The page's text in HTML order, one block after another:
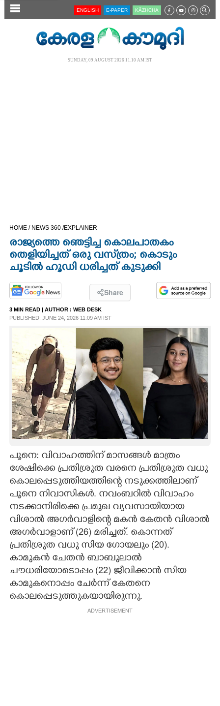
SECTIONS
CINEMA
OPINION
PHOTOS
LIFESTYLE
SPIRITUAL
INFO+
ART
ASTRO
CARTOONS
LITERATURE
ZOOM
CONTACT US
ENGLISH E-PAPER KĀZHCHA
SUNDAY, 09 AUGUST 2026 11.10 AM IST
HOME / NEWS 360 /EXPLAINER
രാജ്യത്തെ ഞെട്ടിച്ച കൊലപാതകം
തെളിയിച്ചത് ഒരു വസ്‌ത്രം; കൊടും
ചൂടിൽ ഹൂഡി ധരിച്ചത് കുടുക്കി
Share
3 MIN READ | AUTHOR : WEB DESK
PUBLISHED: JUNE 24, 2026 11:09 AM IST
പൂനെ: വിവാഹത്തിന് മാസങ്ങൾ മാത്രം
ശേഷിക്കെ പ്രതിശ്രുത വരനെ പ്രതിശ്രുത വധു
കൊലപ്പെടുത്തിയത്തിന്റെ നടുക്കത്തിലാണ്
പൂനെ നിവാസികൾ. നവംബറിൽ വിവാഹം
നടക്കാനിരിക്കെ പ്രമുഖ വ്യവസായിയായ
വിശാൽ അഗർവാളിന്റെ മകൻ കേതൻ വിശാൽ
അഗർവാളാണ് (26) മരിച്ചത്. കൊന്നത്
പ്രതിശ്രുത വധു സിയ ഗോയലും (20).
കാമുകൻ ചേതൻ ബാബുലാൽ
ചൗധരിയോടൊപ്പം (22) ജീവിക്കാൻ സിയ
കാമുകനൊപ്പം ചേർന്ന് കേതനെ
കൊലപ്പെടുത്തുകയായിരുന്നു.
ADVERTISEMENT